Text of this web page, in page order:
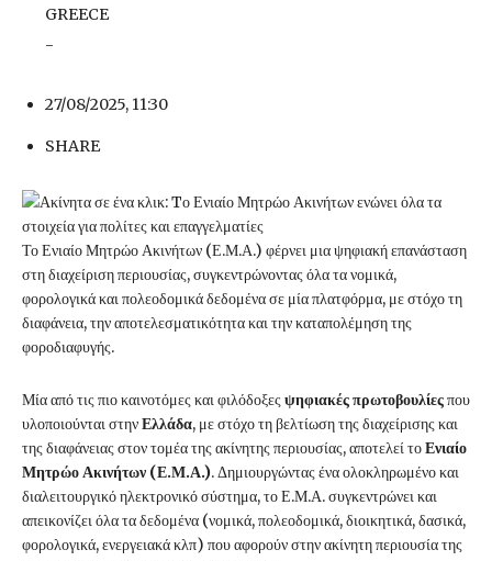
-
27/08/2025, 11:30
SHARE
Το Ενιαίο Μητρώο Ακινήτων (Ε.Μ.Α.) φέρνει μια ψηφιακή επανάσταση
στη διαχείριση περιουσίας, συγκεντρώνοντας όλα τα νομικά,
φορολογικά και πολεοδομικά δεδομένα σε μία πλατφόρμα, με στόχο τη
διαφάνεια, την αποτελεσματικότητα και την καταπολέμηση της
φοροδιαφυγής.
Μία από τις πιο καινοτόμες και φιλόδοξες ψηφιακές πρωτοβουλίεςπου
υλοποιούνται στηνΕλλάδα, με στόχο τη βελτίωση της διαχείρισης και
της διαφάνειας στον τομέα της ακίνητης περιουσίας, αποτελεί τοΕνιαίο
Μητρώο Ακινήτων (Ε.Μ.Α.). Δημιουργώντας ένα ολοκληρωμένο και
διαλειτουργικό ηλεκτρονικό σύστημα, το Ε.Μ.Α. συγκεντρώνει και
απεικονίζει όλα τα δεδομένα (νομικά, πολεοδομικά, διοικητικά, δασικά,
φορολογικά, ενεργειακά κλπ) που αφορούν στην ακίνητη περιουσία της